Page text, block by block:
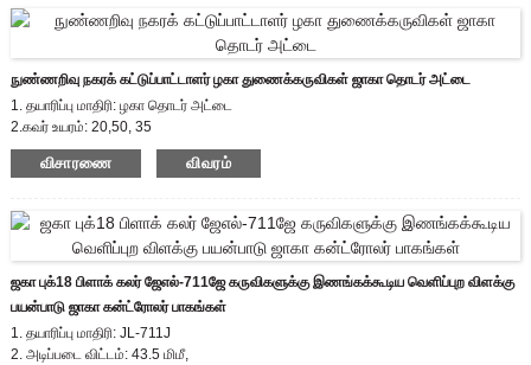
நுண்ணறிவு நகரக் கட்டுப்பாட்டாளர் ழகா துணைக்கருவிகள் ஜாகா தொடர் அட்டை
1. தயாரிப்பு மாதிரி: ழகா தொடர் அட்டை
2.கவர் உயரம்: 20,50, 35
3. சான்றிதழ்: EU zhaga, CE
4. இணக்கமான தரநிலை: ழகா புத்தகம்18
விசாரணை விவரம்
ஜகா புக்18 பிளாக் கலர் ஜேஎல்-711ஜே கருவிகளுக்கு இணங்கக்கூடிய வெளிப்புற விளக்கு
பயன்பாடு ஜாகா கன்ட்ரோலர் பாகங்கள்
1. தயாரிப்பு மாதிரி: JL-711J
2. அடிப்படை விட்டம்: 43.5 மிமீ,